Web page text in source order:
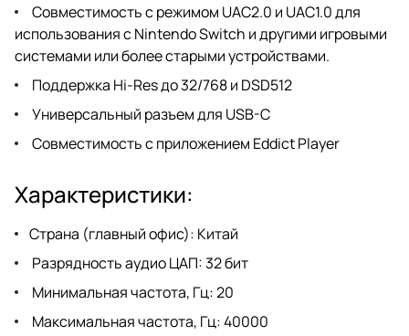
Совместимость с режимом UAC2.0 и UAC1.0 для
использования с Nintendo Switch и другими игровыми
системами или более старыми устройствами.
Поддержка Hi-Res до 32/768 и DSD512
Универсальный разъем для USB-C
Совместимость с приложением Eddict Player
Характеристики:
Страна (главный офис): Китай
Разрядность аудио ЦАП: 32 бит
Минимальная частота, Гц: 20
Максимальная частота, Гц: 40000